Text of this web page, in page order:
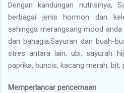
Dengan kandungan nutrisinya,
berbagai jenis hormon dan
sehingga merangsang mood
dan bahagia.Sayuran dan buah-
stres antara lain; ubi, sayurah
paprika, buncis, kacang merah, bit,
Memperlancar pencernaan